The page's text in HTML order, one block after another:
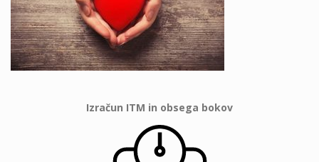
Izračun ITM in obsega bokov